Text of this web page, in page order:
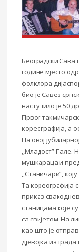
Београдски Сава
године мјесто
фолклора
био је Савез
наступило је 50
Првог
кореографија, а
На овој
,,Младост” Пале.
мушкараца и
,,Станичари”,
Та кореографија
приказ
станицама које
са свијетом. На
као што је
дјевојка из